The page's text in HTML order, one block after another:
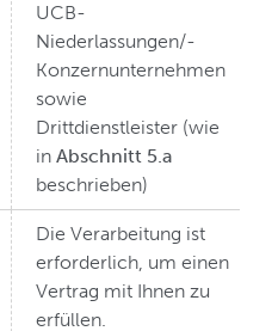
UCB-
Niederlassungen/-
Konzernunternehmen
sowie
Drittdienstleister (wie
in Abschnitt 5.a
beschrieben)
Die Verarbeitung ist
erforderlich, um einen
Vertrag mit Ihnen zu
erfüllen.